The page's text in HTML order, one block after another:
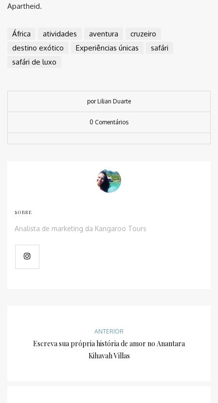
Apartheid.
África atividades aventura
cruzeiro
destino exótico
Experiências únicas
safári
safári de luxo
por Lilian Duarte
0 Comentários
SOBRE
Analista de marketing da Kangaroo Tours
ANTERIOR
Escreva sua própria história de amor no Anantara
Kihavah Villas